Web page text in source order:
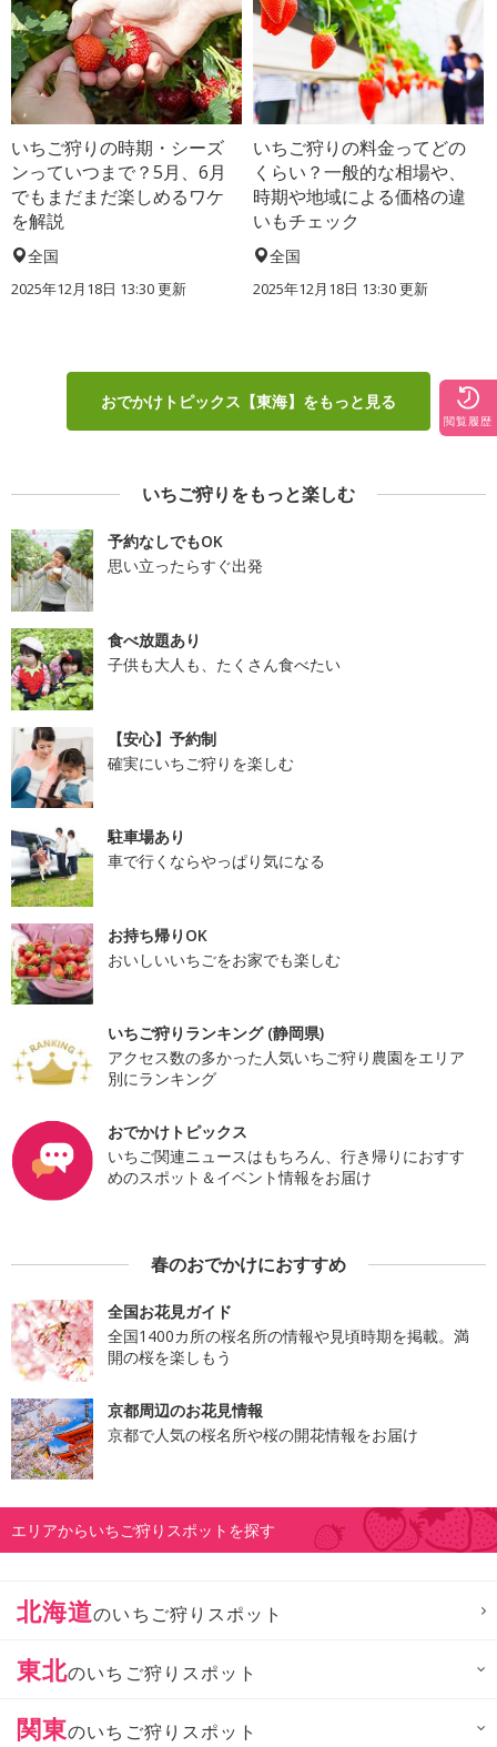
いちご狩りの時期・シーズ
ンっていつまで？5月、6月
でもまだまだ楽しめるワケ
を解説
全国
2025年12月18日 13:30 更新
いちご狩りの料金ってどの
くらい？一般的な相場や、
時期や地域による価格の違
いもチェック
全国
2025年12月18日 13:30 更新
おでかけトピックス【東海】をもっと見る
いちご狩りをもっと楽しむ
予約なしでもOK
思い立ったらすぐ出発
食べ放題あり
子供も大人も、たくさん食べたい
【安心】予約制
確実にいちご狩りを楽しむ
駐車場あり
車で行くならやっぱり気になる
お持ち帰りOK
おいしいいちごをお家でも楽しむ
いちご狩りランキング (静岡県)
アクセス数の多かった人気いちご狩り農園をエリア
別にランキング
おでかけトピックス
いちご関連ニュースはもちろん、行き帰りにおすす
めのスポット＆イベント情報をお届け
春のおでかけにおすすめ
全国お花見ガイド
全国1400カ所の桜名所の情報や見頃時期を掲載。満
開の桜を楽しもう
京都周辺のお花見情報
京都で人気の桜名所や桜の開花情報をお届け
エリアからいちご狩りスポットを探す
北海道のいちご狩りスポット
東北のいちご狩りスポット
関東のいちご狩りスポット
閲覧履歴